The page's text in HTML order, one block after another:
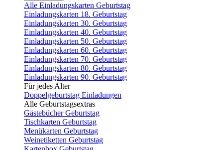
Alle Einladungskarten Geburtstag
Einladungskarten 18. Geburtstag
Einladungskarten 30. Geburtstag
Einladungskarten 40. Geburtstag
Einladungskarten 50. Geburtstag
Einladungskarten 60. Geburtstag
Einladungskarten 70. Geburtstag
Einladungskarten 80. Geburtstag
Einladungskarten 90. Geburtstag
Für jedes Alter
Doppelgeburtstag Einladungen
Alle Geburtstagsextras
Gästebücher Geburtstag
Tischkarten Geburtstag
Menükarten Geburtstag
Weinetiketten Geburtstag